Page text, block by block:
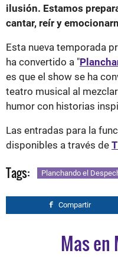
ilusión. Estamos
cantar, reír y
Esta nueva temporada
ha convertido a "
es que el show se ha
teatro musical al
humor con historias
Las entradas para la
disponibles a través de
Tags: Planchando el
Compartir
Mas en